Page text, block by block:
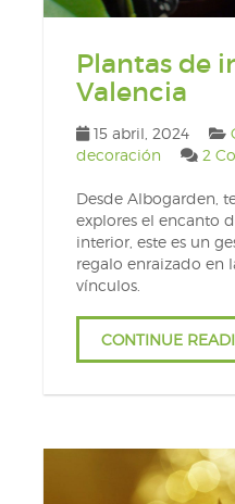
Plantas de
Valencia
15 abril, 2024
decoración
2
Desde Albogarden,
explores el encanto
interior, este es un
regalo enraizado en
vínculos.
CONTINUE